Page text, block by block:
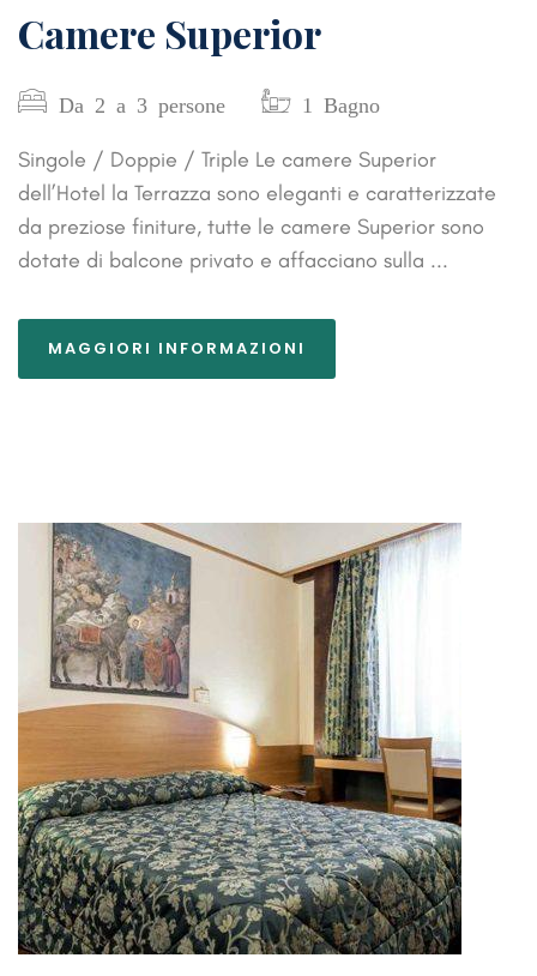
Camere Superior
Da 2 a 3 persone 1 Bagno
Singole / Doppie / Triple Le camere Superior
dell’Hotel la Terrazza sono eleganti e caratterizzate
da preziose finiture, tutte le camere Superior sono
dotate di balcone privato e affacciano sulla ...
MAGGIORI INFORMAZIONI